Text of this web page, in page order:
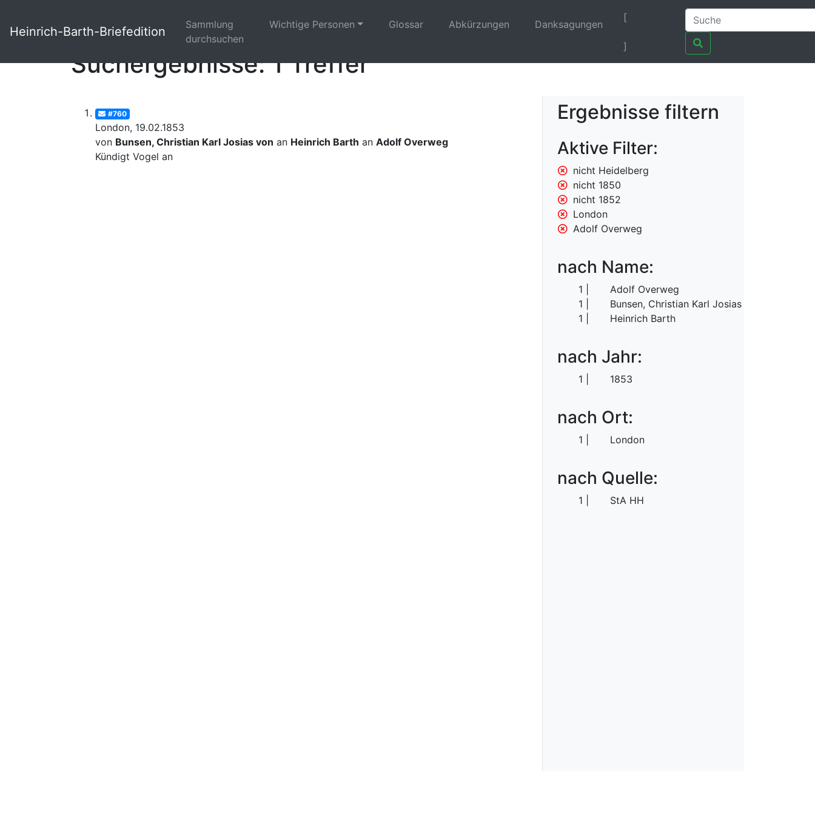
Heinrich-Barth-Briefedition
Sammlung
durchsuchen
Wichtige Personen Glossar Abkürzungen Danksagungen
[
]
Suchergebnisse: 1 Treffer
#760
London, 19.02.1853
von Bunsen, Christian Karl Josias von an Heinrich Barth an Adolf Overweg
Kündigt Vogel an
Ergebnisse filtern
Aktive Filter:
nicht Heidelberg
nicht 1850
nicht 1852
London
Adolf Overweg
nach Name:
1
Adolf Overweg
1
Bunsen, Christian Karl Josias von
1
Heinrich Barth
nach Jahr:
1 1853
nach Ort:
1 London
nach Quelle:
1 StA HH